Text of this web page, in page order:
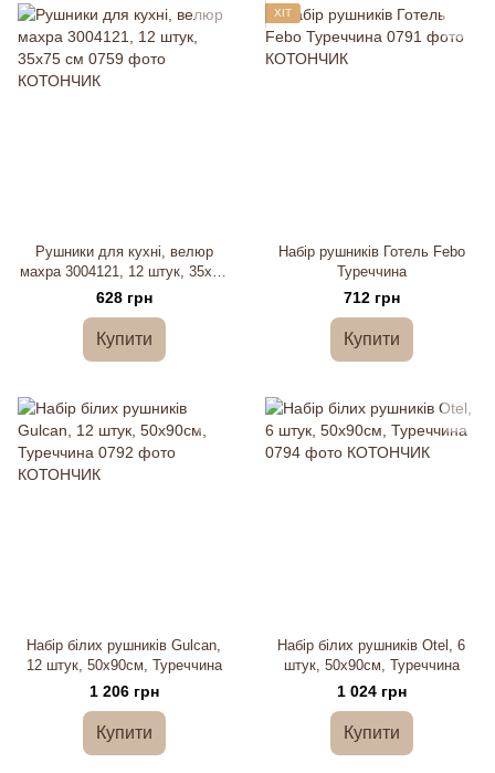
Рушники для кухні, велюр
махра 3004121, 12 штук, 35х75
см
628 грн
Купити
ХІТ
Набір рушників Готель Febo
Туреччина
712 грн
Купити
Набір білих рушників Gulcan,
12 штук, 50х90см, Туреччина
1 206 грн
Купити
Набір білих рушників Otel, 6
штук, 50х90см, Туреччина
1 024 грн
Купити